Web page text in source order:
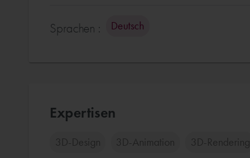
Sprachen : Deutsch
Expertisen
3D-Design 3D-Animation 3D-Rendering